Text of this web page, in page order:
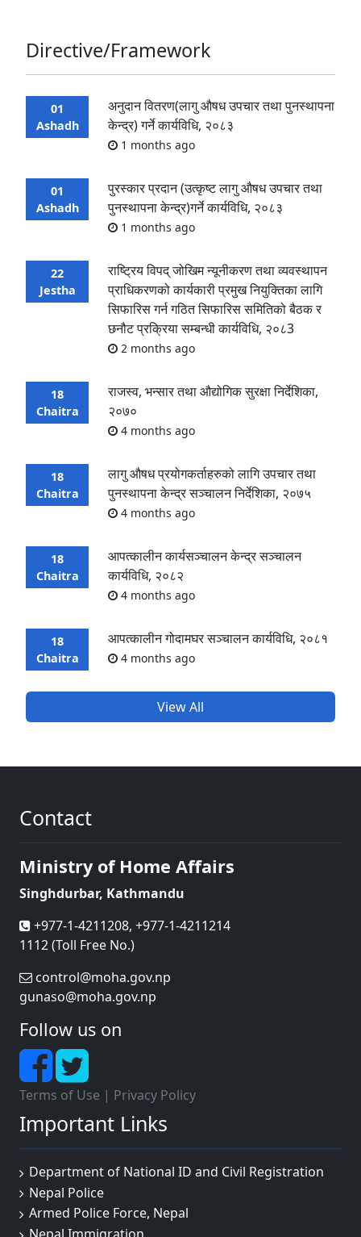
Directive/Framework
01
Ashadh
अनुदान वितरण(लागु औषध उपचार तथा पुनस्थापना
केन्द्र) गर्ने कार्यविधि, २०८३
1 months ago
01
Ashadh
पुरस्कार प्रदान (उत्कृष्ट लागु औषध उपचार तथा
पुनस्थापना केन्द्र)गर्ने कार्यविधि, २०८३
1 months ago
22
Jestha
राष्ट्रिय विपद् जोखिम न्यूनीकरण तथा व्यवस्थापन
प्राधिकरणको कार्यकारी प्रमुख नियुक्तिका लागि
सिफारिस गर्न गठित सिफारिस समितिको बैठक र
छनौट प्रक्रिया सम्बन्धी कार्यविधि, २०८3
2 months ago
18
Chaitra
राजस्व, भन्सार तथा औद्योगिक सुरक्षा निर्देशिका,
२०७०
4 months ago
18
Chaitra
लागु औषध प्रयोगकर्ताहरुको लागि उपचार तथा
पुनस्थापना केन्द्र सञ्चालन निर्देशिका, २०७५
4 months ago
18
Chaitra
आपत्कालीन कार्यसञ्चालन केन्द्र सञ्चालन
कार्यविधि, २०८२
4 months ago
18
Chaitra
आपत्कालीन गोदामघर सञ्चालन कार्यविधि, २०८१
4 months ago
View All
Contact
Ministry of Home Affairs
Singhdurbar, Kathmandu
+977-1-4211208, +977-1-4211214
1112 (Toll Free No.)
control@moha.gov.np
gunaso@moha.gov.np
Follow us on
Terms of Use | Privacy Policy
Important Links
Department of National ID and Civil Registration
Nepal Police
Armed Police Force, Nepal